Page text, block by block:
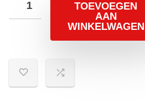
TOEVOEGEN
AAN
WINKELWAGEN